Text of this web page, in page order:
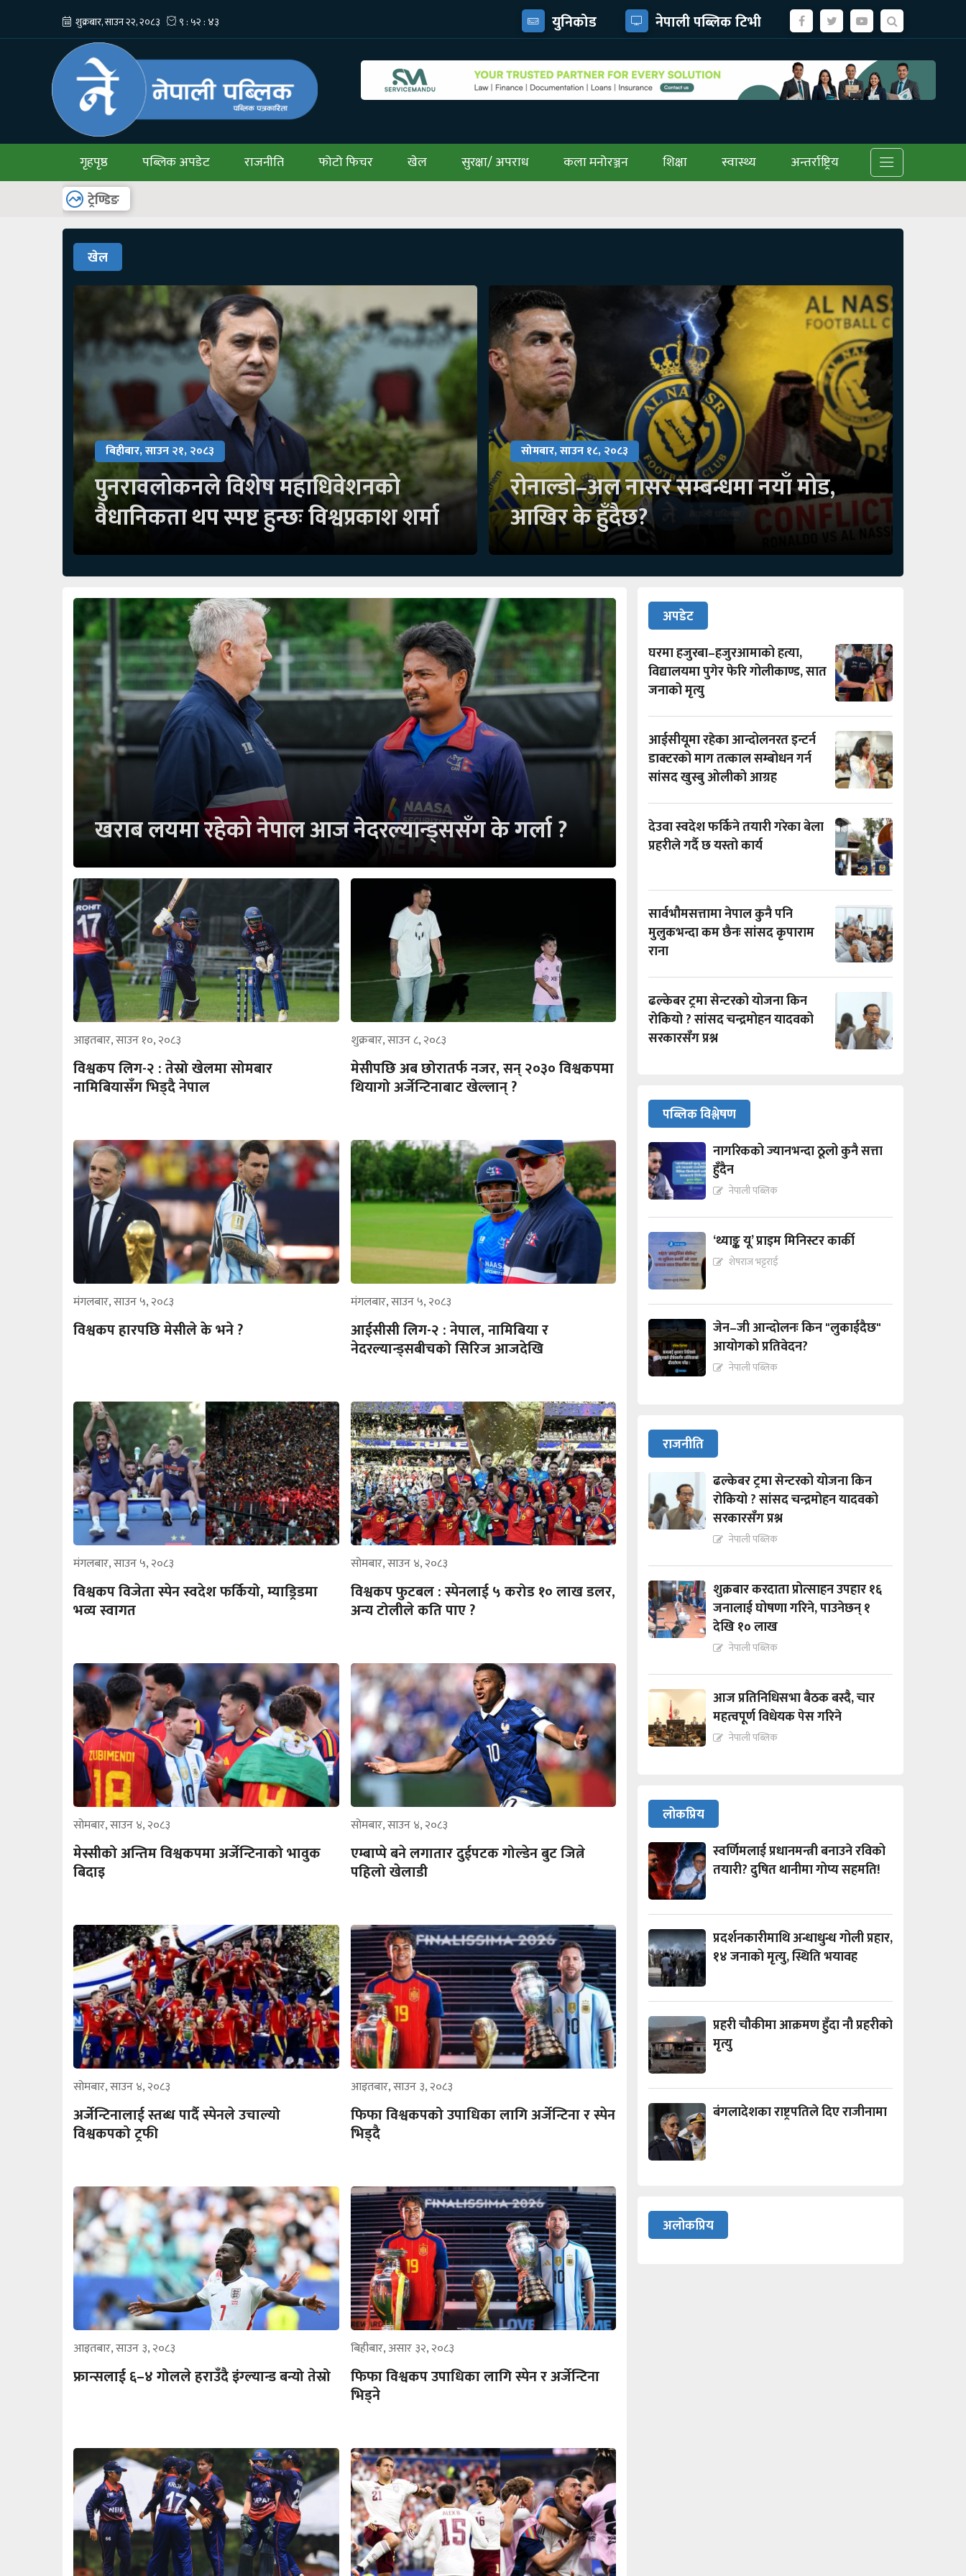
युनिकोड नेपाली पब्लिक टिभी
गृहपृष्ठ पब्लिक अपडेट राजनीति फोटो फिचर खेल सुरक्षा/ अपराध कला मनोरञ्जन शिक्षा स्वास्थ्य
अन्तर्राष्ट्रिय
अन्य
ट्रेण्डिङ
खेल
बिहीबार, साउन २१, २०८३
पुनरावलोकनले विशेष महाधिवेशनको
वैधानिकता थप स्पष्ट हुन्छः विश्वप्रकाश शर्मा
सोमबार, साउन १८, २०८३
रोनाल्डो–अल नासर सम्बन्धमा नयाँ मोड,
आखिर के हुँदैछ?
खराब लयमा रहेको नेपाल आज नेदरल्यान्ड्ससँग के गर्ला ?
आइतबार, साउन १०, २०८३
विश्वकप लिग-२ : तेस्रो खेलमा सोमबार
नामिबियासँग भिड्दै नेपाल
शुक्रबार, साउन ८, २०८३
मेसीपछि अब छोरातर्फ नजर, सन् २०३० विश्वकपमा
थियागो अर्जेन्टिनाबाट खेल्लान् ?
मंगलबार, साउन ५, २०८३
विश्वकप हारपछि मेसीले के भने ?
मंगलबार, साउन ५, २०८३
आईसीसी लिग-२ : नेपाल, नामिबिया र
नेदरल्यान्ड्सबीचको सिरिज आजदेखि
मंगलबार, साउन ५, २०८३
विश्वकप विजेता स्पेन स्वदेश फर्कियो, म्याड्रिडमा
भव्य स्वागत
सोमबार, साउन ४, २०८३
विश्वकप फुटबल : स्पेनलाई ५ करोड १० लाख डलर,
अन्य टोलीले कति पाए ?
सोमबार, साउन ४, २०८३
मेस्सीको अन्तिम विश्वकपमा अर्जेन्टिनाको भावुक
बिदाइ
सोमबार, साउन ४, २०८३
एम्बाप्पे बने लगातार दुईपटक गोल्डेन बुट जित्ने
पहिलो खेलाडी
सोमबार, साउन ४, २०८३
अर्जेन्टिनालाई स्तब्ध पार्दै स्पेनले उचाल्यो
विश्वकपको ट्रफी
आइतबार, साउन ३, २०८३
फिफा विश्वकपको उपाधिका लागि अर्जेन्टिना र स्पेन
भिड्दै
आइतबार, साउन ३, २०८३
फ्रान्सलाई ६–४ गोलले हराउँदै इंग्ल्यान्ड बन्यो तेस्रो
बिहीबार, असार ३२, २०८३
फिफा विश्वकप उपाधिका लागि स्पेन र अर्जेन्टिना
भिड्ने
अपडेट
घरमा हजुरबा–हजुरआमाको हत्या,
विद्यालयमा पुगेर फेरि गोलीकाण्ड, सात
जनाको मृत्यु
आईसीयूमा रहेका आन्दोलनरत इन्टर्न
डाक्टरको माग तत्काल सम्बोधन गर्न
सांसद खुस्बु ओलीको आग्रह
देउवा स्वदेश फर्किने तयारी गरेका बेला
प्रहरीले गर्दै छ यस्तो कार्य
सार्वभौमसत्तामा नेपाल कुनै पनि
मुलुकभन्दा कम छैनः सांसद कृपाराम
राना
ढल्केबर ट्रमा सेन्टरको योजना किन
रोकियो ? सांसद चन्द्रमोहन यादवको
सरकारसँग प्रश्न
पब्लिक विश्लेषण
नागरिकको ज्यानभन्दा ठूलो कुनै सत्ता
हुँदैन
नेपाली पब्लिक
‘थ्याङ्क यू’ प्राइम मिनिस्टर कार्की
शेषराज भट्टराई
जेन–जी आन्दोलनः किन "लुकाईदैछ"
आयोगको प्रतिवेदन?
नेपाली पब्लिक
राजनीति
ढल्केबर ट्रमा सेन्टरको योजना किन
रोकियो ? सांसद चन्द्रमोहन यादवको
सरकारसँग प्रश्न
नेपाली पब्लिक
शुक्रबार करदाता प्रोत्साहन उपहार १६
जनालाई घोषणा गरिने, पाउनेछन् १
देखि १० लाख
नेपाली पब्लिक
आज प्रतिनिधिसभा बैठक बस्दै, चार
महत्वपूर्ण विधेयक पेस गरिने
नेपाली पब्लिक
लोकप्रिय
स्वर्णिमलाई प्रधानमन्त्री बनाउने रविको
तयारी? दुषित थानीमा गोप्य सहमति!
प्रदर्शनकारीमाथि अन्धाधुन्ध गोली प्रहार,
१४ जनाको मृत्यु, स्थिति भयावह
प्रहरी चौकीमा आक्रमण हुँदा नौ प्रहरीको
मृत्यु
बंगलादेशका राष्ट्रपतिले दिए राजीनामा
अलोकप्रिय